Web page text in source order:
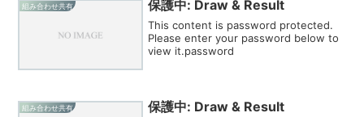
組み合わせ共有 保護中: Draw & Result
This content is password protected.
Please enter your password below to
view it.password
組み合わせ共有 保護中: Draw & Result